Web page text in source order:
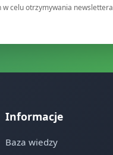
celu otrzymywania newslettera
Informacje
Baza wiedzy